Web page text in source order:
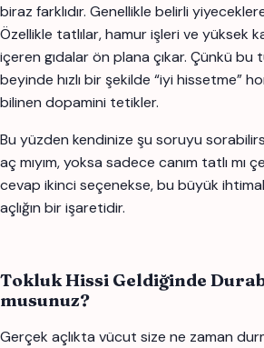
biraz farklıdır. Genellikle belirli
Özellikle tatlılar, hamur işleri ve yüksek
içeren gıdalar ön plana çıkar. Çünkü bu
beyinde hızlı bir şekilde “iyi hissetme”
bilinen dopamini tetikler.
Bu yüzden kendinize şu soruyu
aç mıyım, yoksa sadece canım tatlı mı
cevap ikinci seçenekse, bu büyük
açlığın bir işaretidir.
Tokluk Hissi Geldiğinde
musunuz?
Gerçek açlıkta vücut size ne zaman